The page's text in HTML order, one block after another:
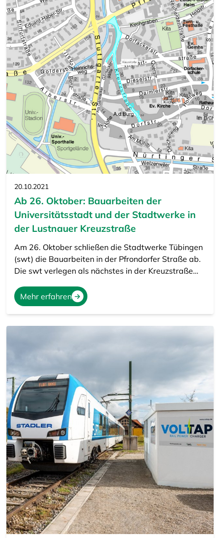
20.10.2021
Ab 26. Oktober: Bauarbeiten der
Universitätsstadt und der Stadtwerke in
der Lustnauer Kreuzstraße
Am 26. Oktober schließen die Stadtwerke Tübingen
(swt) die Bauarbeiten in der Pfrondorfer Straße ab.
Die swt verlegen als nächstes in der Kreuzstraße…
Mehr erfahren